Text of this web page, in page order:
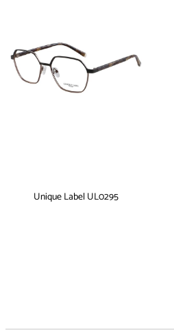
Unique Label UL0295